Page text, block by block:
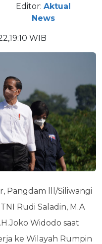
Editor:Aktual
News
WIB
Pangdam lll/Siliwangi
Rudi Saladin, M.A
Widodo saat
ke Wilayah Rumpin